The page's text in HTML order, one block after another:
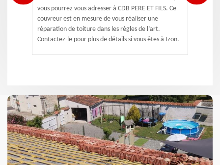
vous pourrez vous adresser à CDB PERE ET FILS. Ce
couvreur est en mesure de vous réaliser une
réparation de toiture dans les règles de l’art.
Contactez-le pour plus de détails si vous êtes à Izon.